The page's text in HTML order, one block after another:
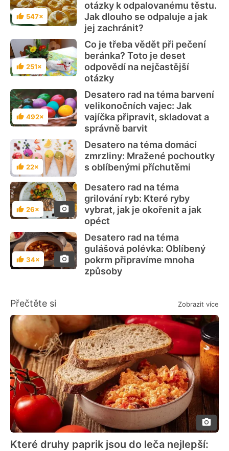
Hodnocení
547×
otázky k odpalovanému těstu.
Jak dlouho se odpaluje a jak
jej zachránit?
Hodnocení
251×
Co je třeba vědět při pečení
beránka? Toto je deset
odpovědí na nejčastější
otázky
Hodnocení
492×
Desatero rad na téma barvení
velikonočních vajec: Jak
vajíčka připravit, skladovat a
správně barvit
Hodnocení
22×
Desatero na téma domácí
zmrzliny: Mražené pochoutky
s oblíbenými příchutěmi
Hodnocení
26×
Desatero rad na téma
grilování ryb: Které ryby
vybrat, jak je okořenit a jak
opéct
Hodnocení
34×
Desatero rad na téma
gulášová polévka: Oblíbený
pokrm připravíme mnoha
způsoby
Přečtěte si Zobrazit více
Které druhy paprik jsou do leča nejlepší: